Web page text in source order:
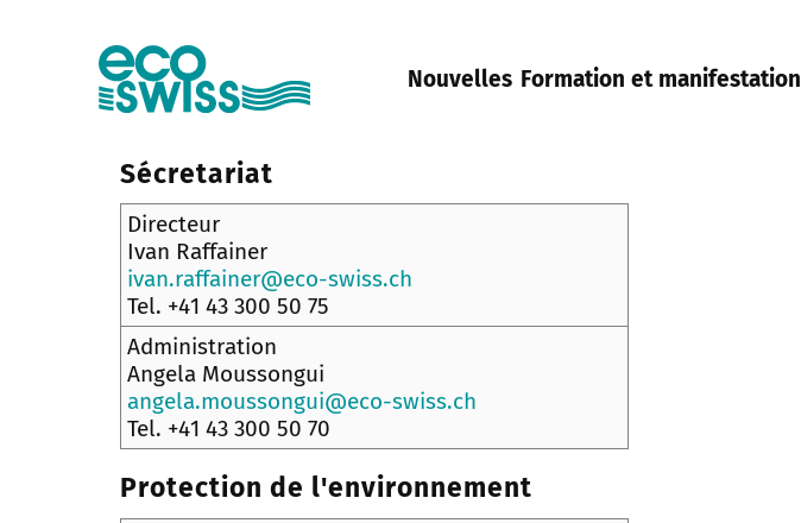
Nouvelles Formation et manifestation
Sécretariat
Directeur
Ivan Raffainer
ivan.raffainer@eco-swiss.ch
Tel. +41 43 300 50 75
Administration
Angela Moussongui
angela.moussongui@eco-swiss.ch
Tel. +41 43 300 50 70
Protection de l'environnement